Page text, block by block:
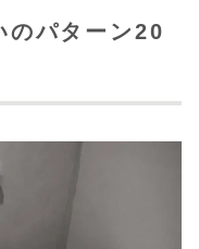
のパターン20